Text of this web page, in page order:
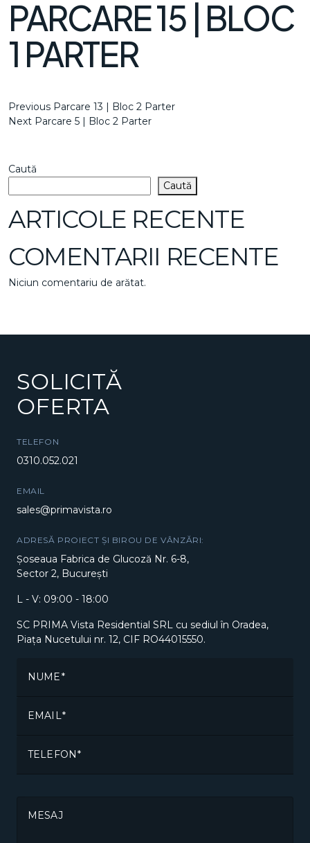
PARCARE 15 | BLOC
1 PARTER
NAVIGARE
ARTICOLE
Previous
Post
Previous Parcare 13 | Bloc 2 Parter
Next
Next Parcare 5 | Bloc 2 Parter
Caută
Caută
ARTICOLE RECENTE
COMENTARII RECENTE
Niciun comentariu de arătat.
SOLICITĂ
OFERTA
TELEFON
0310.052.021
EMAIL
sales@primavista.ro
ADRESĂ PROIECT ȘI BIROU DE VÂNZĂRI:
Șoseaua Fabrica de Glucoză Nr. 6-8,
Sector 2, București
L - V: 09:00 - 18:00
SC PRIMA Vista Residential SRL cu sediul în Oradea,
Piața Nucetului nr. 12, CIF RO44015550.
NUME
EMAIL
TELEFON
MESAJ